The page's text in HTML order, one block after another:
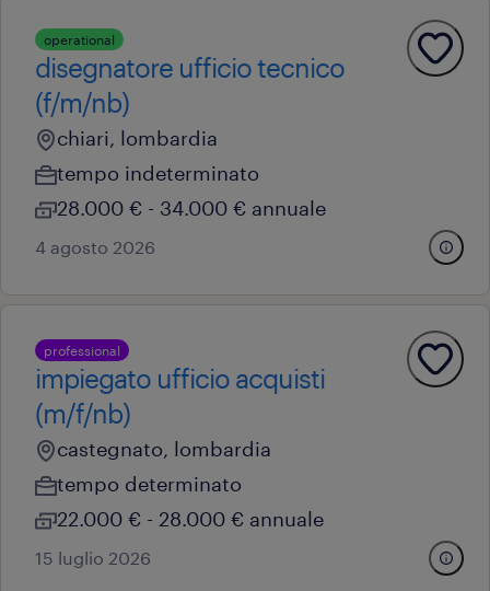
operational
disegnatore ufficio tecnico
(f/m/nb)
chiari, lombardia
tempo indeterminato
28.000 € - 34.000 € annuale
4 agosto 2026
professional
impiegato ufficio acquisti
(m/f/nb)
castegnato, lombardia
tempo determinato
22.000 € - 28.000 € annuale
15 luglio 2026